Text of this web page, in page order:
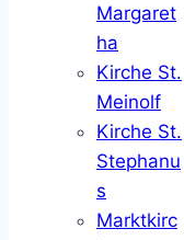
Margaret
ha
Kirche St.
Meinolf
Kirche St.
Stephanu
s
Marktkirc